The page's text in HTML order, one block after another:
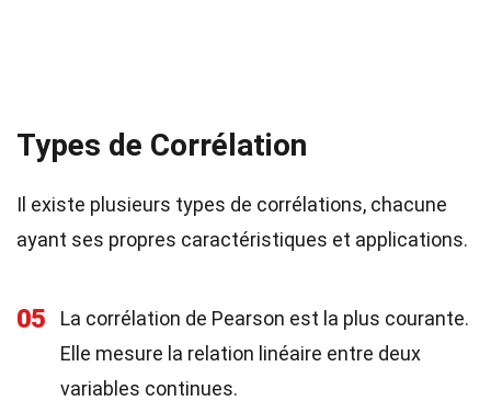
Types de Corrélation
Il existe plusieurs types de corrélations, chacune
ayant ses propres caractéristiques et applications.
05
La corrélation de Pearson est la plus courante.
Elle mesure la relation linéaire entre deux
variables continues.